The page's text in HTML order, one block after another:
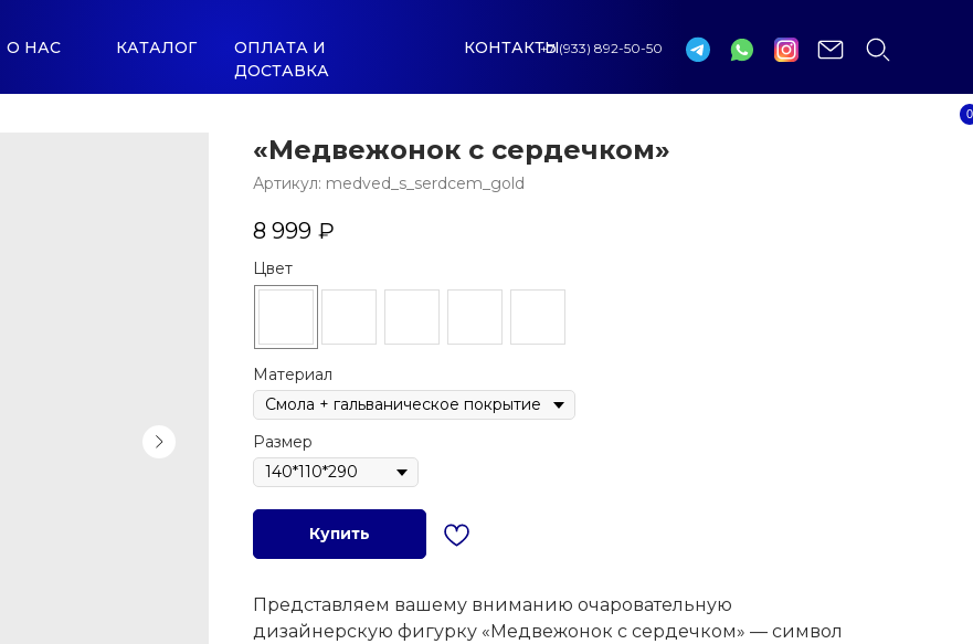
0
КОНТАКТЫ
ОПЛАТА И
ДОСТАВКА
КАТАЛОГ
О НАС +7 (933) 892-50-50
«Медвежонок с сердечком»
Артикул: medved_s_serdcem_gold
8 999 ₽
Цвет
Материал
Размер
Купить
Представляем вашему вниманию очаровательную
дизайнерскую фигурку «Медвежонок с сердечком» — символ